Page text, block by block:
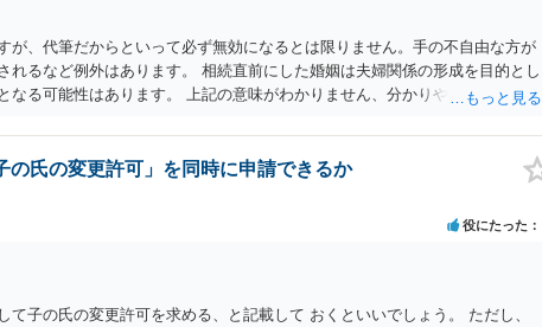
が、代筆だからといって必ず無効になるとは限りません。手の不自由な方が
れるなど例外はあります。 相続直前にした婚姻は夫婦関係の形成を目的とし
なる可能性はあります。 上記の意味がわかりません、分かりやすく解説して
意思です。 婚姻意思は、夫婦として相互に助け合いながら生活していく意思
と思います。 ここで、相続目的での婚姻をみてみます。これは夫婦として生
形式的に届出がなされたとしても、双方は夫婦生活を営む意思がないので、
て、婚姻は婚姻意思の欠如により、無効となります。
の氏の変更許可」を同時に申請できるか
役にたった
て子の氏の変更許可を求める、と記載して おくといいでしょう。 ただし、